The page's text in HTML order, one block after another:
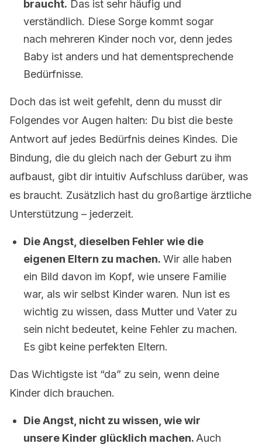
braucht. Das ist sehr häufig und
verständlich. Diese Sorge kommt sogar
nach mehreren Kinder noch vor, denn jedes
Baby ist anders und hat dementsprechende
Bedürfnisse.
Doch das ist weit gefehlt, denn du musst dir
Folgendes vor Augen halten: Du bist die beste
Antwort auf jedes Bedürfnis deines Kindes. Die
Bindung, die du gleich nach der Geburt zu ihm
aufbaust, gibt dir intuitiv Aufschluss darüber, was
es braucht. Zusätzlich hast du großartige ärztliche
Unterstützung – jederzeit.
Die Angst, dieselben Fehler wie die
eigenen Eltern zu machen. Wir alle haben
ein Bild davon im Kopf, wie unsere Familie
war, als wir selbst Kinder waren. Nun ist es
wichtig zu wissen, dass Mutter und Vater zu
sein nicht bedeutet, keine Fehler zu machen.
Es gibt keine perfekten Eltern.
Das Wichtigste ist “da” zu sein, wenn deine
Kinder dich brauchen.
Die Angst, nicht zu wissen, wie wir
unsere Kinder glücklich machen. Auch